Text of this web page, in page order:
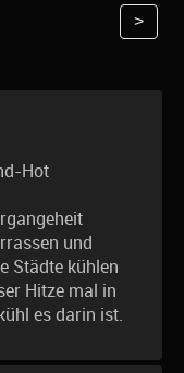
>
Hot
und
Städte kühlen
Hitze mal in
es darin ist.